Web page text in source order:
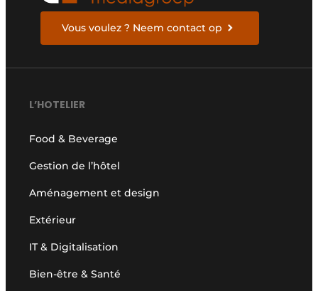
Vous voulez ? Neem contact op
L’HOTELIER
Food & Beverage
Gestion de l’hôtel
Aménagement et design
Extérieur
IT & Digitalisation
Bien-être & Santé